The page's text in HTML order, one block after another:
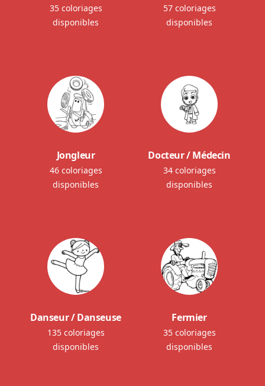
35 coloriages
disponibles
57 coloriages
disponibles
Jongleur
46 coloriages
disponibles
Docteur / Médecin
34 coloriages
disponibles
Danseur / Danseuse
135 coloriages
disponibles
Fermier
35 coloriages
disponibles